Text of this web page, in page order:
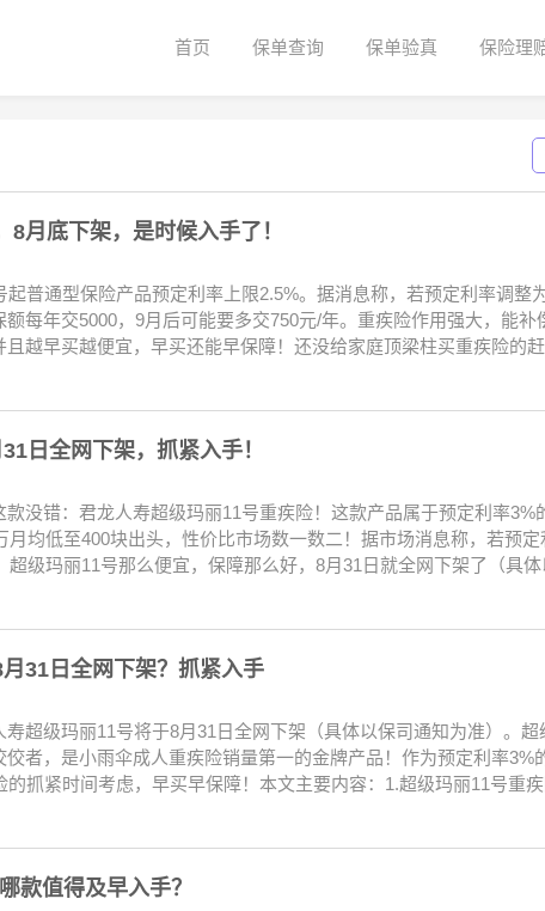
首页 保单查询 保单验真 保险理
月底下架，是时候入手了！
普通型保险产品预定利率上限2.5%。据消息称，若预定利率调整
每年交5000，9月后可能要多交750元/年。重疾险作用强大，能补
越早买越便宜，早买还能早保障！还没给家庭顶梁柱买重疾险的
日全网下架，抓紧入手！
没错：君龙人寿超级玛丽11号重疾险！这款产品属于预定利率3%
均低至400块出头，性价比市场数一数二！据市场消息称，若预定
级玛丽11号那么便宜，保障那么好，8月31日就全网下架了（具
31日全网下架？抓紧入手
超级玛丽11号将于8月31日全网下架（具体以保司通知为准）。超
者，是小雨伞成人重疾险销量第一的金牌产品！作为预定利率3%
抓紧时间考虑，早买早保障！本文主要内容：1.超级玛丽11号重
款值得及早入手？